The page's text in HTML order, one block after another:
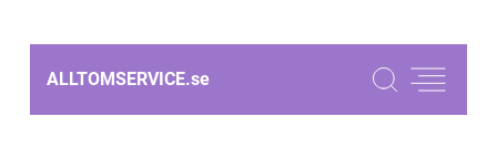
ALLTOMSERVICE.se